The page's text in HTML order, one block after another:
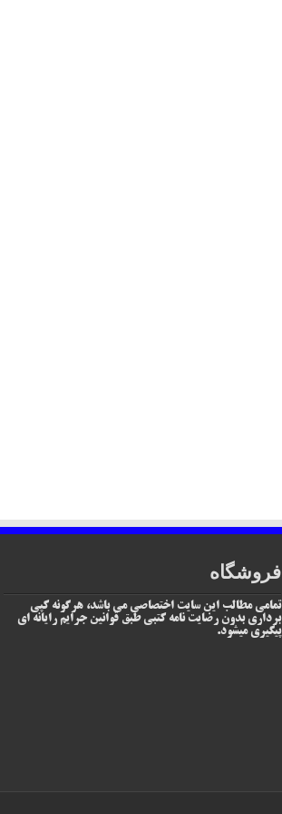
فروشگاه
تمامی مطالب این سایت اختصاصی می باشد، هرگونه کپی
برداری بدون رضایت نامه کتبی طبق قوانین جرایم رایانه ای
پیگیری میشود.